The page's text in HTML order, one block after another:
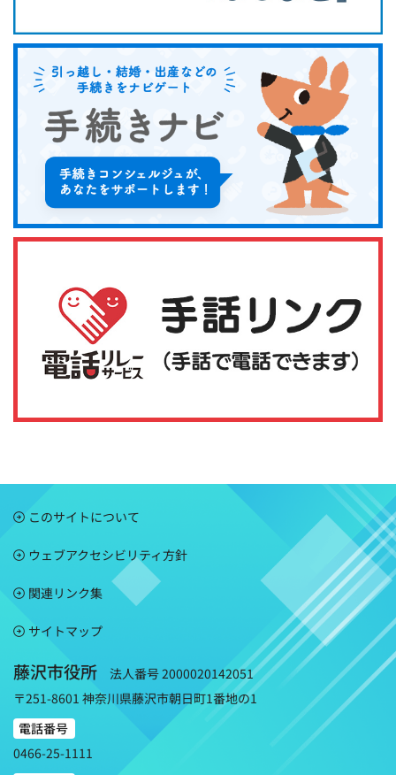
このサイトについて
ウェブアクセシビリティ方針
関連リンク集
サイトマップ
藤沢市役所
法人番号 2000020142051
〒251-8601 神奈川県藤沢市朝日町1番地の1
電話番号
0466-25-1111